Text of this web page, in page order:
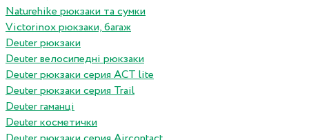
Naturehike рюкзаки та сумки
Victorinox рюкзаки, багаж
Deuter рюкзаки
Deuter велосипедні рюкзаки
Deuter рюкзаки серия ACT lite
Deuter рюкзаки серия Trail
Deuter гаманці
Deuter косметички